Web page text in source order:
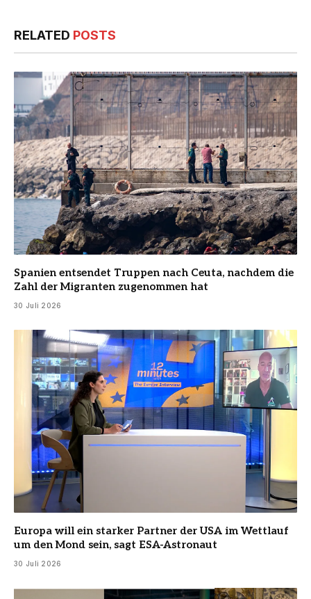
RELATED POSTS
Spanien entsendet Truppen nach Ceuta, nachdem die
Zahl der Migranten zugenommen hat
30 Juli 2026
Europa will ein starker Partner der USA im Wettlauf
um den Mond sein, sagt ESA-Astronaut
30 Juli 2026